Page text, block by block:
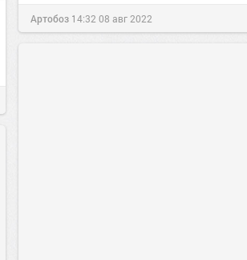
Артобоз 14:32 08 авг 2022